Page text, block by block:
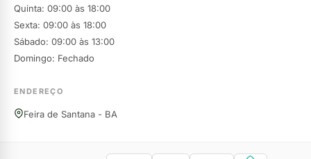
Quinta: 09:00 às 18:00
Sexta: 09:00 às 18:00
Sábado: 09:00 às 13:00
Domingo: Fechado
ENDEREÇO
Feira de Santana - BA